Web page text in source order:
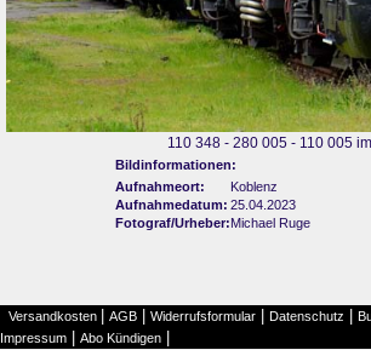
110 348 - 280 005 - 110 005
Bildinformationen:
Aufnahmeort:
Koblenz
Aufnahmedatum: 25.04.2023
Fotograf/Urheber:Michael Ruge
Versandkosten AGB Widerrufsformular Datenschutz
Impressum Abo Kündigen